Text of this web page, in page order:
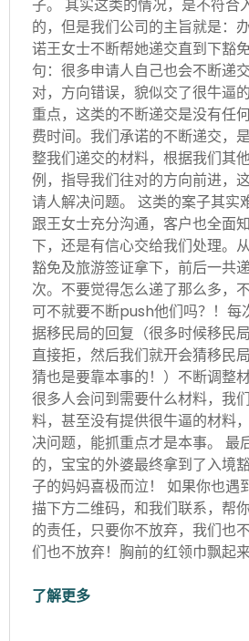
子。 其实这类的情况，是不符合
的，但是我们公司的主旨就是：
诺王女士不断帮她递交直到下豁
句：很多申请人自己也会不断递
对，方向错误，貌似交了很牛逼
重点，这类的不断递交是没有任
费时间。我们承诺的不断递交，
整我们递交的材料，根据我们其
例，指导我们往对的方向前进，
请人解决问题。 这类的案子其实
跟王女士充分沟通，客户也全面
下，还是有信心交给我们处理。
豁免及旅游签证拿下，前后一共
次。不要觉得怎么递了那么多，
可不就要不断push他们吗？！每
据移民局的回复（很多时候移民
直接拒，然后我们就开会猜移民
猜也是要靠本事的！）不断调整
很多人会问到需要什么材料，我
料，甚至没有提供很牛逼的材料
决问题，能抓重点才是本事。 最
的，宝宝的外婆最终拿到了入境
子的妈妈喜极而泣！ 如果你也遇
描下方二维码，和我们联系，帮
的责任，只要你不放弃，我们也
们也不放弃！胸前的红领巾飘起
了解更多